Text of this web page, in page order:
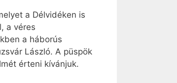
a Délvidéken is
a véres
a háborús
László. A püspök
érteni kívánjuk.